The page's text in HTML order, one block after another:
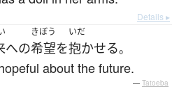
Details ▸
への
きぼう
希望を
いだ
抱かせる。
about the future.
— Tatoeba